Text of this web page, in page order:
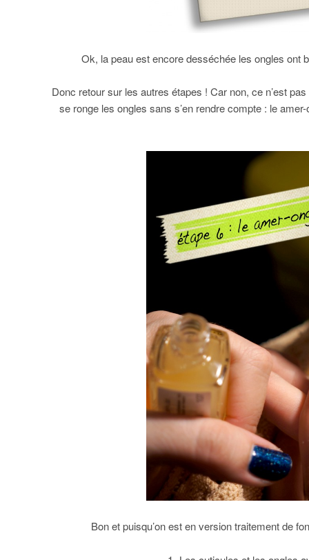
Ok, la peau est encore desséchée les ongles ont
Donc retour sur les autres étapes ! Car non, ce n’est
se ronge les ongles sans s’en rendre compte : le
Bon et puisqu’on est en version traitement de